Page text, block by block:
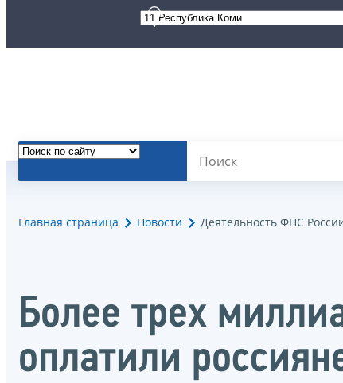
Главная страница Новости Деятельность ФНС
Более трех
оплатили